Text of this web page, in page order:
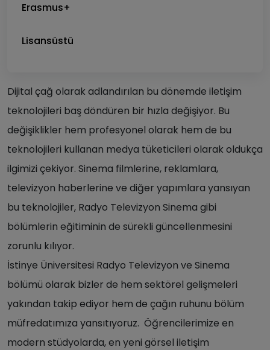
Dijital çağ olarak adlandırılan bu dönemde iletişim
teknolojileri baş döndüren bir hızla değişiyor. Bu
değişiklikler hem profesyonel olarak hem de bu
teknolojileri kullanan medya tüketicileri olarak oldukça
ilgimizi çekiyor. Sinema filmlerine, reklamlara,
televizyon haberlerine ve diğer yapımlara yansıyan
bu teknolojiler, Radyo Televizyon Sinema gibi
bölümlerin eğitiminin de sürekli güncellenmesini
zorunlu kılıyor.
İstinye Üniversitesi Radyo Televizyon ve Sinema
bölümü olarak bizler de hem sektörel gelişmeleri
yakından takip ediyor hem de çağın ruhunu bölüm
müfredatımıza yansıtıyoruz. Öğrencilerimize en
modern stüdyolarda, en yeni görsel iletişim
Erasmus+
Lisansüstü